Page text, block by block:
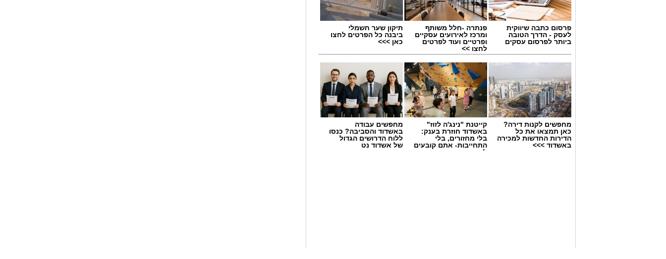
יש לכם מידע חשוב שטרם נחשף? צילומים מאירוע חדשותי? מצאתם טעות
פרסום כתבה שיווקית
לעסק - הדרך הטובה
ביותר לפרסום עסקים
פנתרה -חלל משותף
ומרכז לאירועים עסקיים
ופרטיים ועוד לפרטים
לחצו >>
תיקון שער חשמלי
ביבנה כל הפרטים לחצו
כאן >>>
מחפשים לקנות דירה?
כאן תמצאו את כל
הדירות החדשות למכירה
באשדוד >>>
קייטנת "נינג'ה לזוז"
באשדוד חוזרת בענק:
בלי מחזורים, בלי
התחייבות- אתם קובעים
לכמה ואיזה ימים
מחפשים עבודה
באשדוד והסביבה? כנסו
ללוח הדרושים הגדול
של אשדוד נט